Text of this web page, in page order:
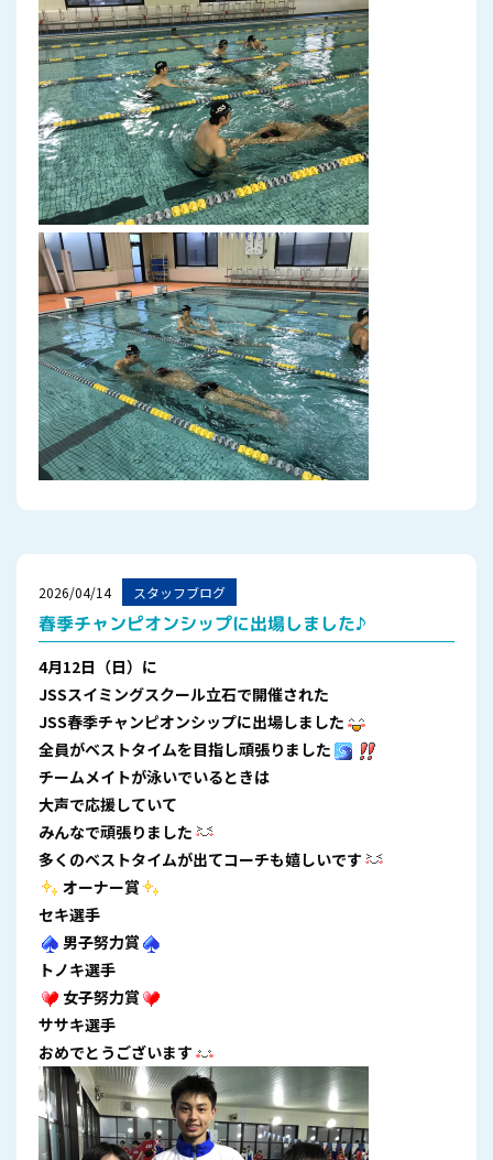
2026/04/14 スタッフブログ
春季チャンピオンシップに出場しました♪
4月12日（日）に
JSSスイミングスクール立石で開催された
JSS春季チャンピオンシップに出場しました
全員がベストタイムを目指し頑張りました
チームメイトが泳いでいるときは
大声で応援していて
みんなで頑張りました
多くのベストタイムが出てコーチも嬉しいです
オーナー賞
セキ選手
男子努力賞
トノキ選手
女子努力賞
ササキ選手
おめでとうございます